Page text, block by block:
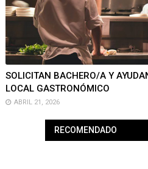
SOLICITAN BACHERO/A Y
LOCAL GASTRONÓMICO
ABRIL 21, 2026
RECOMENDADO